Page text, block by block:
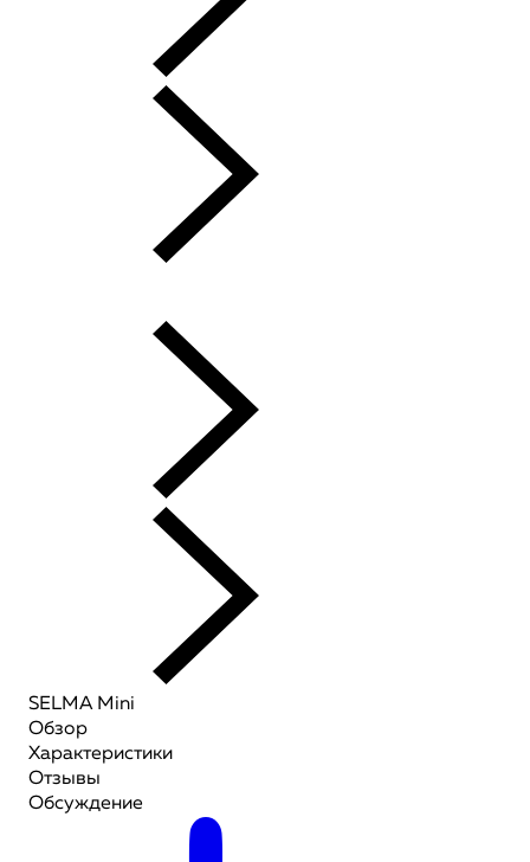
SELMA Mini
Обзор
Характеристики
Отзывы
Обсуждение